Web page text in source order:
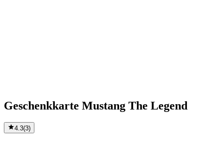
Geschenkkarte Mustang The Legend
4.3(3)